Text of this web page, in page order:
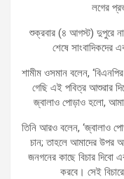
লগের
শুক্রবার (৪ আগস্ট) দুপুরে
শেষে
শামীম ওসমান বলেন,
গেছি এই পবিত্র আশুরার
জ্বালাও পোড়াও হলো,
তিনি আরও বলেন, ‘জ্বালাও
চান; তাহলে আমাদের উপর
জনগনের কাছে বিচার দিবো
করবে। সেই